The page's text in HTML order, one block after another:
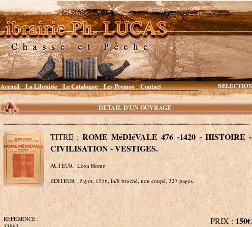
Accueil~La Librairie~Le Catalogue~Les Promos~Contact
DETAIL D'UN OUVRAGE
TITRE :ROME MéDIéVALE 476 -1420 - HISTOIRE -
CIVILISATION - VESTIGES.
AUTEUR : Léon Homo
EDITEUR : Payot, 1956, in/8 broché, non coupé, 327 pages.
REFERENCE :
PRIX :150€